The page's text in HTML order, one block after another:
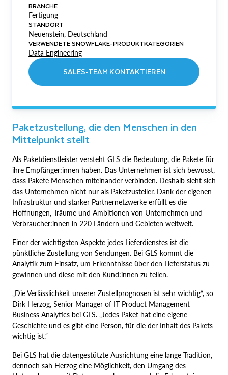
BRANCHE
Fertigung
STANDORT
Neuenstein, Deutschland
VERWENDETE SNOWFLAKE-PRODUKTKATEGORIEN
Data Engineering
SALES-TEAM KONTAKTIEREN
Paketzustellung, die den Menschen in den
Mittelpunkt stellt
Als Paketdienstleister versteht GLS die Bedeutung, die Pakete für
ihre Empfänger:innen haben. Das Unternehmen ist sich bewusst,
dass Pakete Menschen miteinander verbinden. Deshalb sieht sich
das Unternehmen nicht nur als Paketzusteller. Dank der eigenen
Infrastruktur und starker Partnernetzwerke erfüllt es die
Hoffnungen, Träume und Ambitionen von Unternehmen und
Verbraucher:innen in 220 Ländern und Gebieten weltweit.
Einer der wichtigsten Aspekte jedes Lieferdienstes ist die
pünktliche Zustellung von Sendungen. Bei GLS kommt die
Analytik zum Einsatz, um Erkenntnisse über den Lieferstatus zu
gewinnen und diese mit den Kund:innen zu teilen.
„Die Verlässlichkeit unserer Zustellprognosen ist sehr wichtig“, so
Dirk Herzog, Senior Manager of IT Product Management
Business Analytics bei GLS. „Jedes Paket hat eine eigene
Geschichte und es gibt eine Person, für die der Inhalt des Pakets
wichtig ist.“
Bei GLS hat die datengestützte Ausrichtung eine lange Tradition,
dennoch sah Herzog eine Möglichkeit, den Umgang des